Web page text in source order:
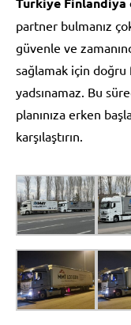
partner bulmanız
güvenle ve
sağlamak için doğru
yadsınamaz. Bu
planınıza erken
karşılaştırın.